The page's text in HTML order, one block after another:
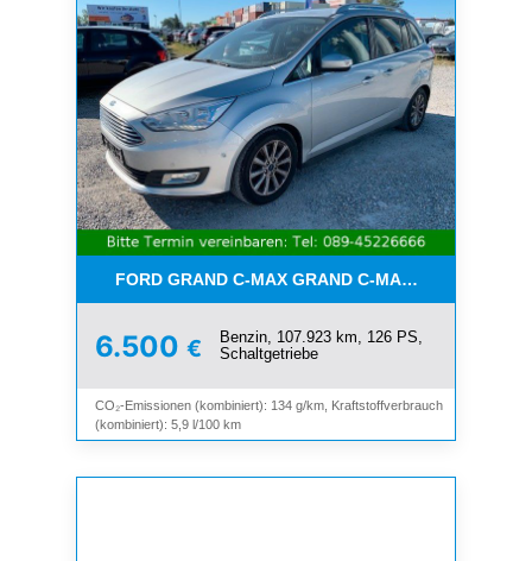
FORD GRAND C-MAX GRAND C-MAX TITANIUM*7-
6.500 €
Benzin, 107.923 km, 126 PS,
Schaltgetriebe
CO₂-Emissionen (kombiniert): 134 g/km, Kraftstoffverbrauch
(kombiniert): 5,9 l/100 km